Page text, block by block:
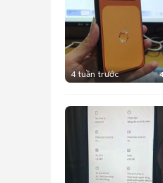
4 tuần trước 4